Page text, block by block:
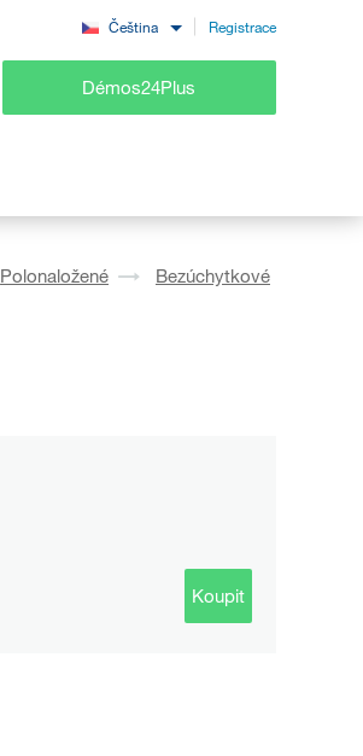
Čeština Registrace
Démos24Plus
Polonaložené
Bezúchytkové
Koupit